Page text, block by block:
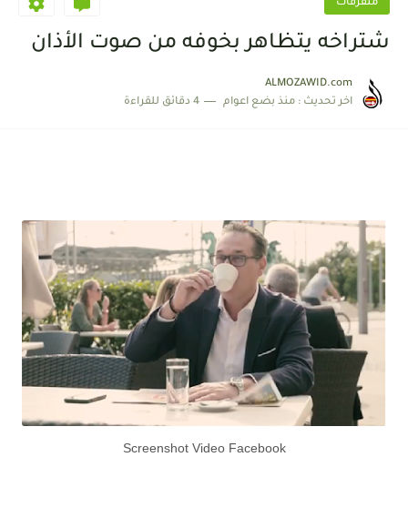
متفرقات
شتراخه يتظاهر بخوفه من صوت الأذان
ALMOZAWID.com
اخر تحديث : منذ بضع اعوام 4 دقائق للقراءة
Screenshot Video Facebook